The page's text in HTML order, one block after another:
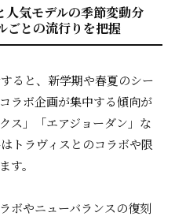
気モデルの季節変動分
ごとの流行りを把握
ると、新学期や春夏のシー
ラボ企画が集中する傾向が
ス」「エアジョーダン」な
トラヴィスとのコラボや限
す。
ボやニューバランスの復刻